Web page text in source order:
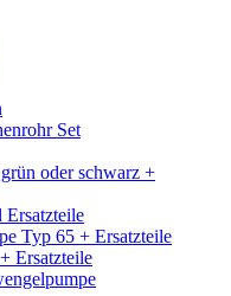
Set
oder schwarz +
Ersatzteile
Typ 65 + Ersatzteile
Ersatzteile